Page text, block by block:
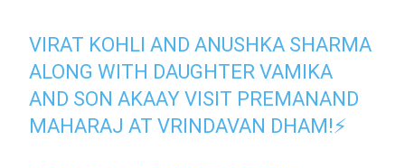
VIRAT KOHLI AND ANUSHKA SHARMA
ALONG WITH DAUGHTER VAMIKA
AND SON AKAAY VISIT PREMANAND
MAHARAJ AT VRINDAVAN DHAM!⚡